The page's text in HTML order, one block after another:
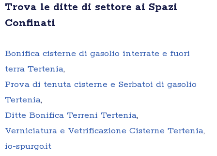
Trova le ditte di settore ai Spazi
Confinati
Bonifica cisterne di gasolio interrate e fuori
terra Tertenia,
Prova di tenuta cisterne e Serbatoi di gasolio
Tertenia,
Ditte Bonifica Terreni Tertenia,
Verniciatura e Vetrificazione Cisterne Tertenia,
io-spurgo.it